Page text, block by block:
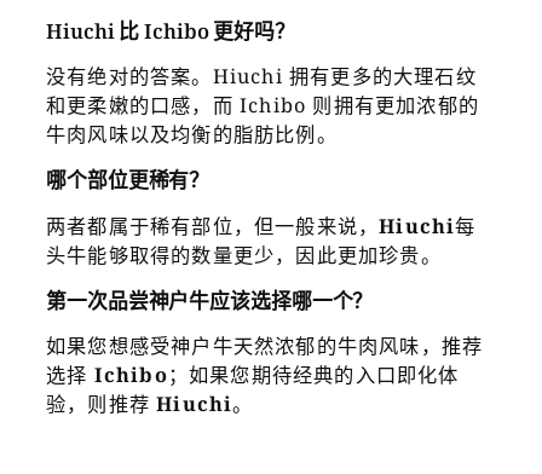
Hiuchi 比 Ichibo 更好吗？
没有绝对的答案。Hiuchi 拥有更多的大理石纹
和更柔嫩的口感，而 Ichibo 则拥有更加浓郁的
牛肉风味以及均衡的脂肪比例。
哪个部位更稀有？
两者都属于稀有部位，但一般来说，Hiuchi每
头牛能够取得的数量更少，因此更加珍贵。
第一次品尝神户牛应该选择哪一个？
如果您想感受神户牛天然浓郁的牛肉风味，推荐
选择 Ichibo；如果您期待经典的入口即化体
验，则推荐Hiuchi。